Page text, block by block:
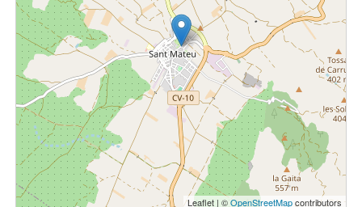
Leaflet | ©OpenStreetMapcontributors